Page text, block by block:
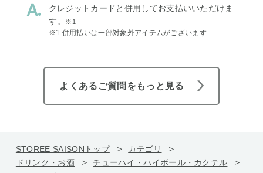
クレジットカードと併用してお支払いいただけま
す。
※1
※1 併用払いは一部対象外アイテムがございます
よくあるご質問をもっと見る
STOREE SAISONトップ
カテゴリ
ドリンク・お酒
チューハイ・ハイボール・カクテル